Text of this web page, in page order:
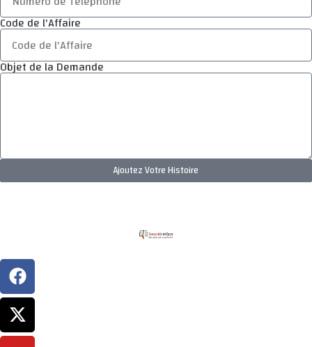
Code de l'Affaire
Objet de la Demande
Ajoutez Votre Histoire